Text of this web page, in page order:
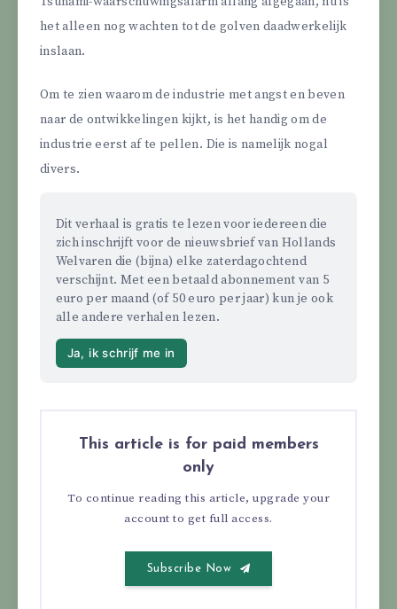
het alleen nog wachten tot de golven daadwerkelijk
inslaan.
Om te zien waarom de industrie met angst en beven
naar de ontwikkelingen kijkt, is het handig om de
industrie eerst af te pellen. Die is namelijk nogal
divers.
Dit verhaal is gratis te lezen voor iedereen die
zich inschrijft voor de nieuwsbrief van Hollands
Welvaren die (bijna) elke zaterdagochtend
verschijnt. Met een betaald abonnement van 5
euro per maand (of 50 euro per jaar) kun je ook
alle andere verhalen lezen.
Ja, ik schrijf me in
This article is for paid members
only
To continue reading this article, upgrade your
account to get full access.
Subscribe Now